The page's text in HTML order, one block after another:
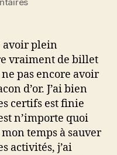
4
mois
avoir plein
vraiment de billet
pas encore avoir
d’or. J’ai bien
certifs est finie
n’importe quoi
temps à sauver
activités, j’ai